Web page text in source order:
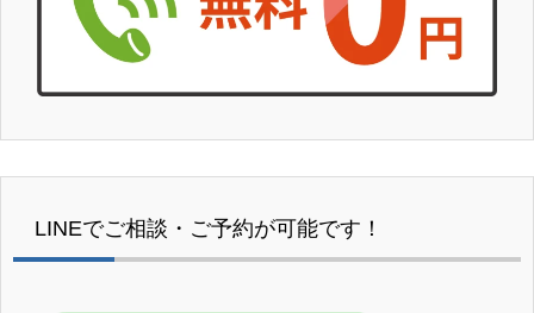
LINEでご相談・ご予約が可能です！